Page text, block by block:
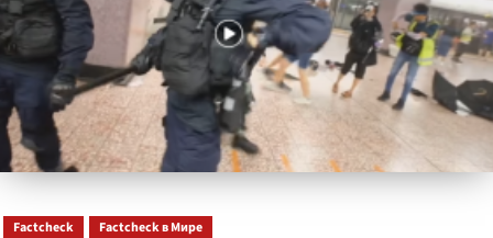
Factcheck Factcheck в Мире